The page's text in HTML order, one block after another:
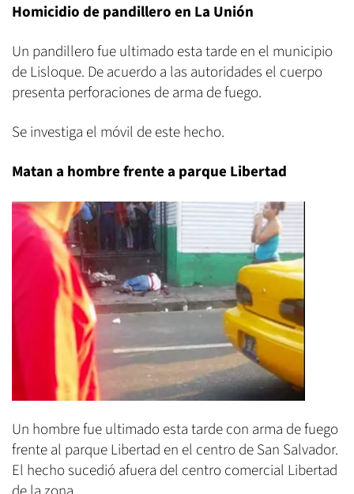
Homicidio de pandillero en La Unión
Un pandillero fue ultimado esta tarde en el municipio
de Lisloque. De acuerdo a las autoridades el cuerpo
presenta perforaciones de arma de fuego.
Se investiga el móvil de este hecho.
Matan a hombre frente a parque Libertad
Un hombre fue ultimado esta tarde con arma de fuego
frente al parque Libertad en el centro de San Salvador.
El hecho sucedió afuera del centro comercial Libertad